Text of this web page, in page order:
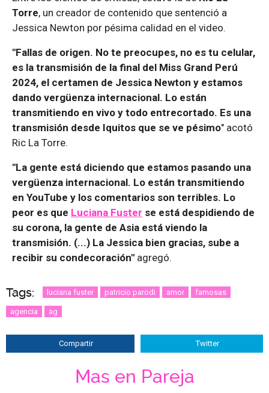
Torre, un creador de contenido que sentenció a
Jessica Newton por pésima calidad en el video.
"Fallas de origen. No te preocupes, no es tu celular,
es la transmisión de la final del Miss Grand Perú
2024, el certamen de Jessica Newton y estamos
dando vergüenza internacional. Lo están
transmitiendo en vivo y todo entrecortado. Es una
transmisión desde Iquitos que se ve pésimo" acotó
Ric La Torre.
"La gente está diciendo que estamos pasando una
vergüenza internacional. Lo están transmitiendo
en YouTube y los comentarios son terribles. Lo
peor es que Luciana Fuster se está despidiendo de
su corona, la gente de Asia está viendo la
transmisión. (...) La Jessica bien gracias, sube a
recibir su condecoración" agregó.
Tags: luciana fuster patricio parodi amor famosas
agencia ag
Compartir Twitter
Mas en Pareja